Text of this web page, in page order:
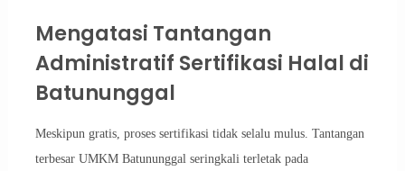
Mengatasi Tantangan
Administratif Sertifikasi Halal di
Batununggal
Meskipun gratis, proses sertifikasi tidak selalu mulus. Tantangan
terbesar UMKM Batununggal seringkali terletak pada